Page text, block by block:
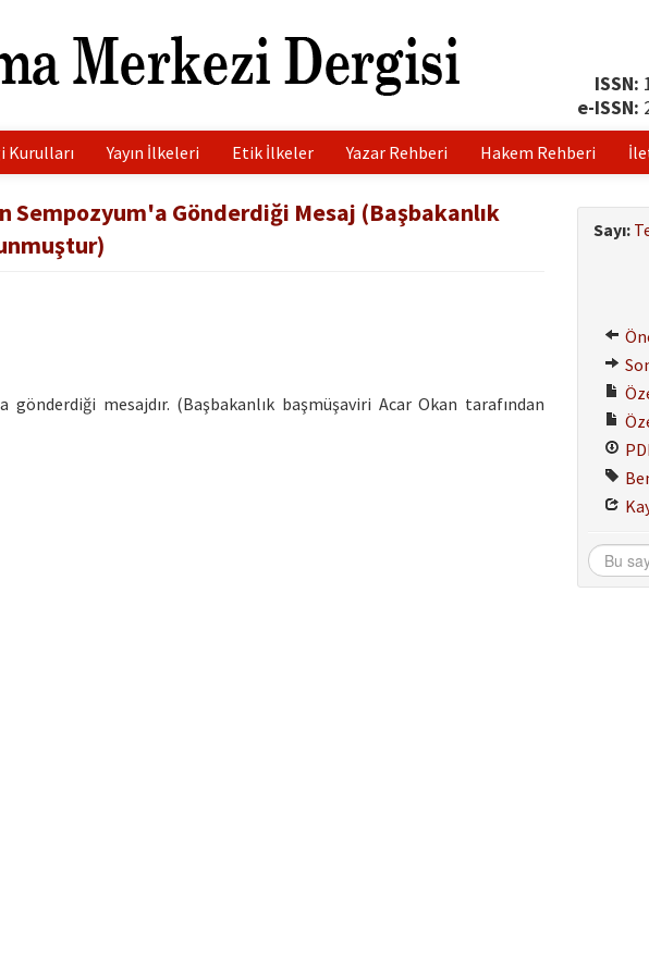
ISSN:
e-ISSN:
Kurulları Yayın İlkeleri Etik İlkeler Yazar Rehberi Hakem Rehberi
Sempozyum'a Gönderdiği Mesaj (Başbakanlık
gönderdiği mesajdır. (Başbakanlık başmüşaviri Acar Okan tarafından
Sayı: